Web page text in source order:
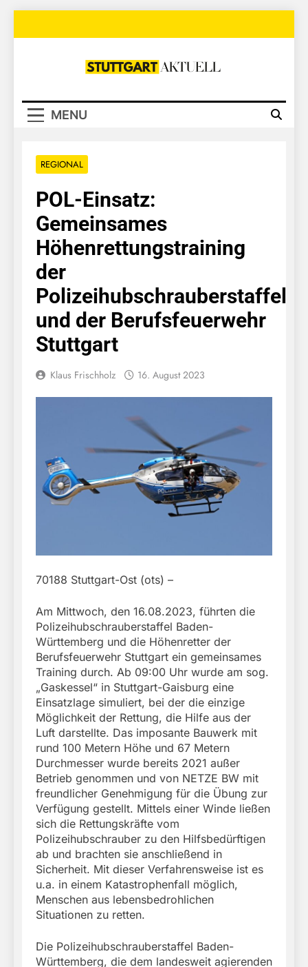
Stuttgart
MENU
REGIONAL
POL-Einsatz:
Gemeinsames
Höhenrettungstraining
der
Polizeihubschrauberstaffel
und der Berufsfeuerwehr
Stuttgart
Klaus Frischholz 16. August 2023
70188 Stuttgart-Ost (ots) –
Am Mittwoch, den 16.08.2023, führten die
Polizeihubschrauberstaffel Baden-
Württemberg und die Höhenretter der
Berufsfeuerwehr Stuttgart ein gemeinsames
Training durch. Ab 09:00 Uhr wurde am sog.
„Gaskessel“ in Stuttgart-Gaisburg eine
Einsatzlage simuliert, bei der die einzige
Möglichkeit der Rettung, die Hilfe aus der
Luft darstellte. Das imposante Bauwerk mit
rund 100 Metern Höhe und 67 Metern
Durchmesser wurde bereits 2021 außer
Betrieb genommen und von NETZE BW mit
freundlicher Genehmigung für die Übung zur
Verfügung gestellt. Mittels einer Winde ließen
sich die Rettungskräfte vom
Polizeihubschrauber zu den Hilfsbedürftigen
ab und brachten sie anschließend in
Sicherheit. Mit dieser Verfahrensweise ist es
u.a. in einem Katastrophenfall möglich,
Menschen aus lebensbedrohlichen
Situationen zu retten.
Die Polizeihubschrauberstaffel Baden-
Württemberg, die dem landesweit agierenden